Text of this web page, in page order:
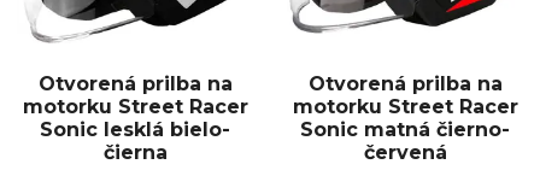
Otvorená prilba na
motorku Street Racer
Sonic lesklá bielo-
čierna
Otvorená prilba na
motorku Street Racer
Sonic matná čierno-
červená